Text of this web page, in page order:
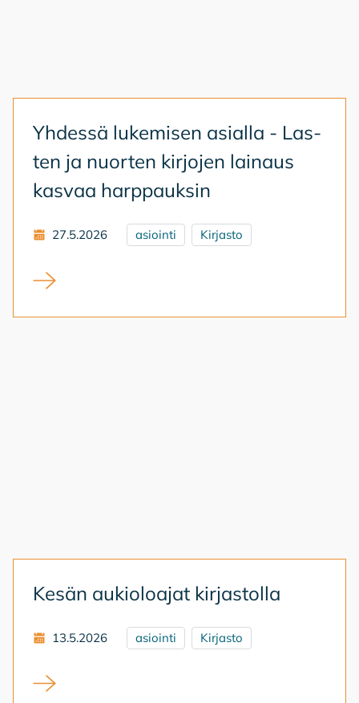
Yh­des­sä lu­ke­mi­sen asial­la - Las­
ten ja nuor­ten kir­jo­jen lai­naus
kas­vaa harp­pauk­sin
27.5.2026 asiointi Kirjasto
Yhdessä lukemisen asialla - Lasten ja nuorten
Ke­sän au­kio­loa­jat kir­jas­tol­la
13.5.2026 asiointi Kirjasto
Kesän aukioloajat kirjastolla